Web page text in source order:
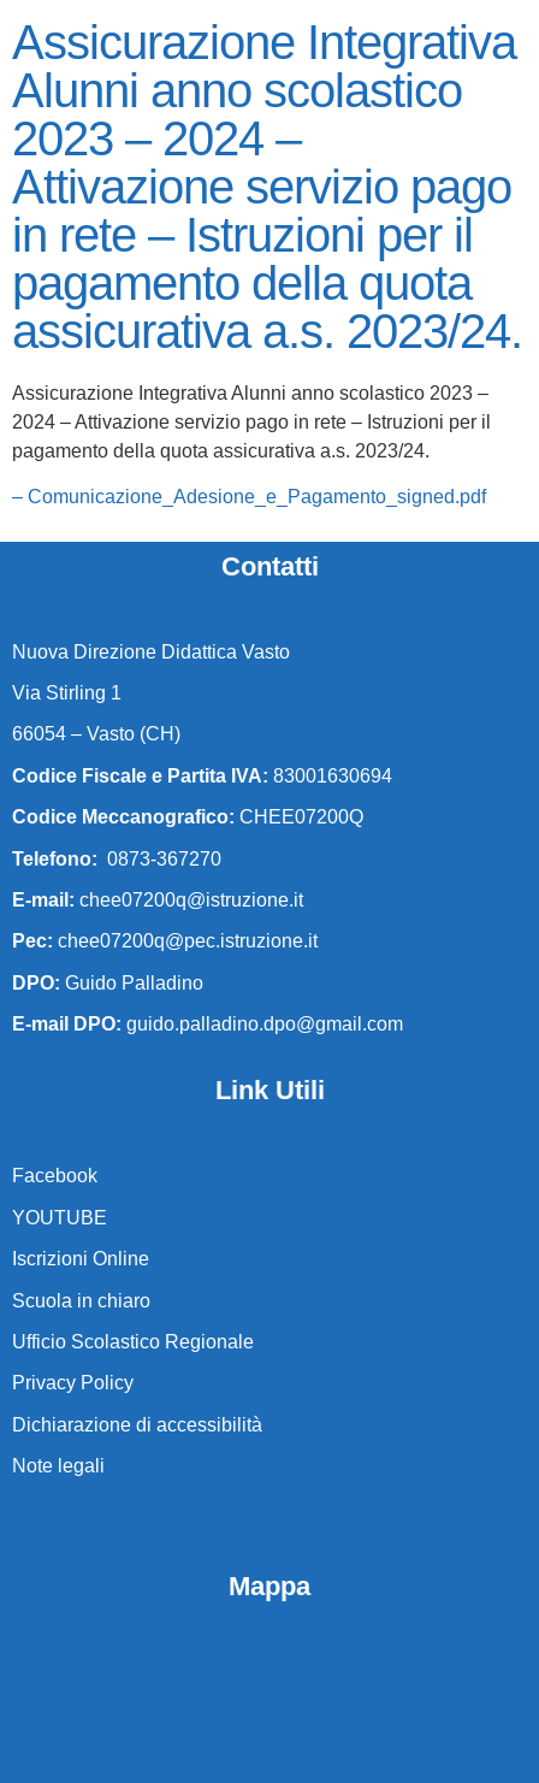
Assicurazione Integrativa
Alunni anno scolastico
2023 – 2024 –
Attivazione servizio pago
in rete – Istruzioni per il
pagamento della quota
assicurativa a.s. 2023/24.
Assicurazione Integrativa Alunni anno scolastico 2023 –
2024 – Attivazione servizio pago in rete – Istruzioni per il
pagamento della quota assicurativa a.s. 2023/24.
– Comunicazione_Adesione_e_Pagamento_signed.pdf
Contatti
Nuova Direzione Didattica Vasto
Via Stirling 1
66054 – Vasto (CH)
Codice Fiscale e Partita IVA: 83001630694
Codice Meccanografico: CHEE07200Q
Telefono: 0873-367270
E-mail: chee07200q@istruzione.it
Pec: chee07200q@pec.istruzione.it
DPO: Guido Palladino
E-mail DPO: guido.palladino.dpo@gmail.com
Link Utili
Facebook
YOUTUBE
Iscrizioni Online
Scuola in chiaro
Ufficio Scolastico Regionale
Privacy Policy
Dichiarazione di accessibilità
Note legali
Mappa